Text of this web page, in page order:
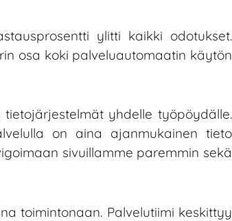
ylitti kaikki odotukset.
osa koki palveluautomaatin käytön
yhdelle työpöydälle.
on aina ajanmukainen tieto
sivuillamme paremmin sekä
toimintonaan. Palvelutiimi keskittyy